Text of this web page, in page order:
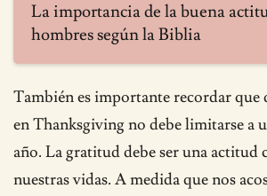
La importancia de la buena
hombres según la Biblia
También es importante recordar que
en Thanksgiving no debe limitarse a
año. La gratitud debe ser una actitud
nuestras vidas. A medida que nos